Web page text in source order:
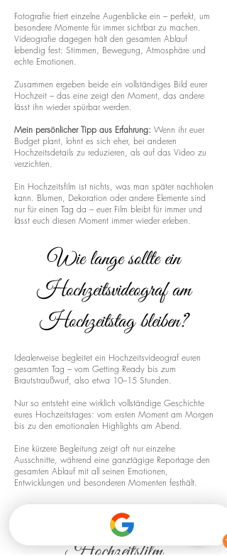
Fotografie friert einzelne Augenblicke ein – perfekt, um
besondere Momente für immer sichtbar zu machen.
Videografie dagegen hält den gesamten Ablauf
lebendig fest: Stimmen, Bewegung, Atmosphäre und
echte Emotionen.
Zusammen ergeben beide ein vollständiges Bild eurer
Hochzeit – das eine zeigt den Moment, das andere
lässt ihn wieder spürbar werden.
Mein persönlicher Tipp aus Erfahrung: Wenn ihr euer
Budget plant, lohnt es sich eher, bei anderen
Hochzeitsdetails zu reduzieren, als auf das Video zu
verzichten.
Ein Hochzeitsfilm ist nichts, was man später nachholen
kann. Blumen, Dekoration oder andere Elemente sind
nur für einen Tag da – euer Film bleibt für immer und
lässt euch diesen Moment immer wieder erleben.
Wie lange sollte ein
Hochzeitsvideograf am
Hochzeitstag bleiben?
Idealerweise begleitet ein Hochzeitsvideograf euren
gesamten Tag – vom Getting Ready bis zum
Brautstraußwurf, also etwa 10–15 Stunden.
Nur so entsteht eine wirklich vollständige Geschichte
eures Hochzeitstages: vom ersten Moment am Morgen
bis zu den emotionalen Highlights am Abend.
Eine kürzere Begleitung zeigt oft nur einzelne
Ausschnitte, während eine ganztägige Reportage den
gesamten Ablauf mit all seinen Emotionen,
Entwicklungen und besonderen Momenten festhält.
Drohnenaufnahmen für euren